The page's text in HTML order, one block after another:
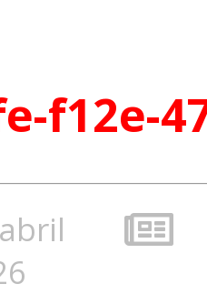
f12e-